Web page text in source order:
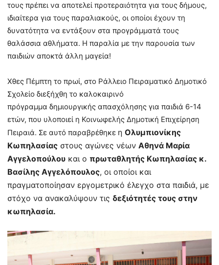
τους πρέπει να αποτελεί προτεραιότητα για τους δήμους,
ιδιαίτερα για τους παραλιακούς, οι οποίοι έχουν τη
δυνατότητα να εντάξουν στα προγράμματά τους
θαλάσσια αθλήματα. Η παραλία με την παρουσία των
παιδιών αποκτά άλλη μαγεία!
Χθες Πέμπτη το πρωί, στο Ράλλειο Πειραματικό Δημοτικό
Σχολείο διεξήχθη το καλοκαιρινό
πρόγραμμα δημιουργικής απασχόλησης για παιδιά 6-14
ετών, που υλοποιεί η Κοινωφελής Δημοτική Επιχείρηση
Πειραιά. Σε αυτό παραβρέθηκε η Ολυμπιονίκης
Κωπηλασίας στους αγώνες νέων Αθηνά Μαρία
Αγγελοπούλου και ο πρωταθλητής Κωπηλασίας κ.
Βασίλης Αγγελόπουλος, οι οποίοι και
πραγματοποίησαν εργομετρικό έλεγχο στα παιδιά, με
στόχο να ανακαλύψουν τις δεξιότητές τους στην
κωπηλασία.